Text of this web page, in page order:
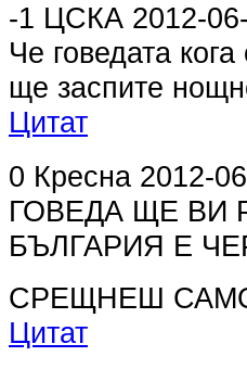
-1 ЦСКА 2012-
Че говедата
ще заспите
Цитат
0 Кресна 2012-
ГОВЕДА ЩЕ ВИ
БЪЛГАРИЯ Е
СРЕЩНЕШ
Цитат